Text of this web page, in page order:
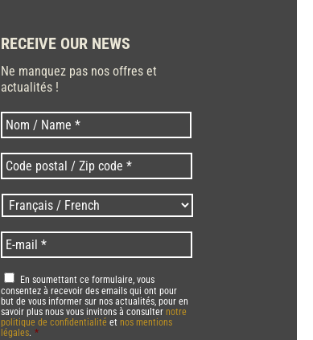
RECEIVE OUR NEWS
Ne manquez pas nos offres et
actualités !
Nom * Last
Code
postal
/
Zip
* *
Langues
/
Language *
E-
mail *
RGPD *
En soumettant ce formulaire, vous
consentez à recevoir des emails qui ont pour
but de vous informer sur nos actualités, pour en
savoir plus nous vous invitons à consulternotre
politique de confidentialité etnos mentions
légales. *